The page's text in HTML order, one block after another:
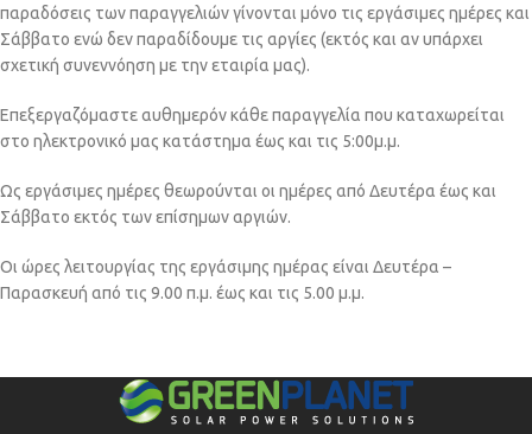
παραδόσεις των παραγγελιών γίνονται μόνο τις εργάσιμες ημέρες και
Σάββατο ενώ δεν παραδίδουμε τις αργίες (εκτός και αν υπάρχει
σχετική συνεννόηση με την εταιρία μας).
Επεξεργαζόμαστε αυθημερόν κάθε παραγγελία που καταχωρείται
στο ηλεκτρονικό μας κατάστημα έως και τις 5:00μ.μ.
Ως εργάσιμες ημέρες θεωρούνται οι ημέρες από Δευτέρα έως και
Σάββατο εκτός των επίσημων αργιών.
Οι ώρες λειτουργίας της εργάσιμης ημέρας είναι Δευτέρα –
Παρασκευή από τις 9.00 π.μ. έως και τις 5.00 μ.μ.